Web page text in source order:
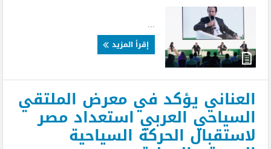
إقرأ المزيد
العناني يؤكد في معرض الملتقي
السياحي العربي استعداد مصر
لاستقبال الحركة السياحية